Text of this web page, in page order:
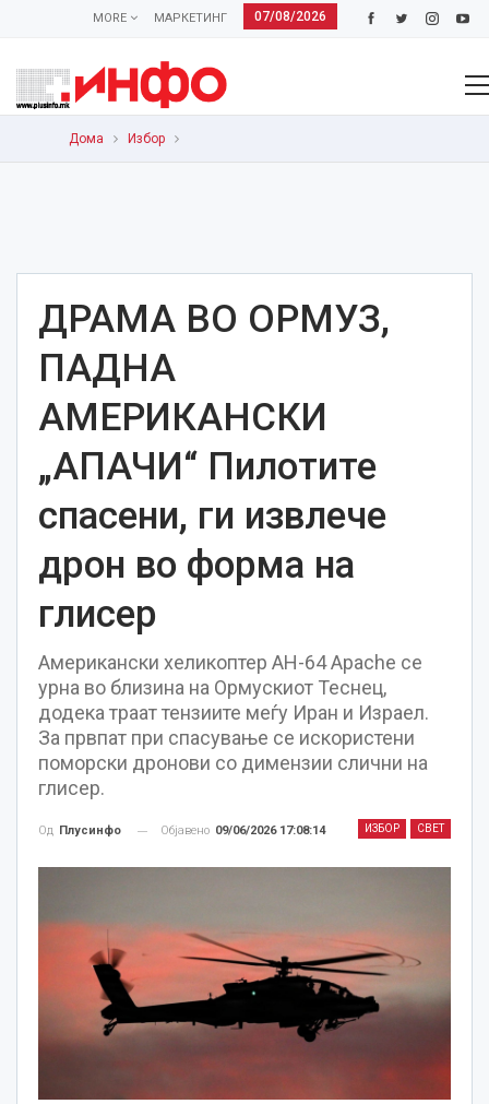
07/08/2026
МАРКЕТИНГ
MORE
Дома Избор
ДРАМА ВО ОРМУЗ,
ПАДНА
АМЕРИКАНСКИ
„АПАЧИ“ Пилотите
спасени, ги извлече
дрон во форма на
глисер
Американски хеликоптер AH-64 Apache се
урна во близина на Ормускиот Теснец,
додека траат тензиите меѓу Иран и Израел.
За првпат при спасување се искористени
поморски дронови со димензии слични на
глисер.
ИЗБОР СВЕТ
Од Плусинфо Објавено 09/06/2026 17:08:14